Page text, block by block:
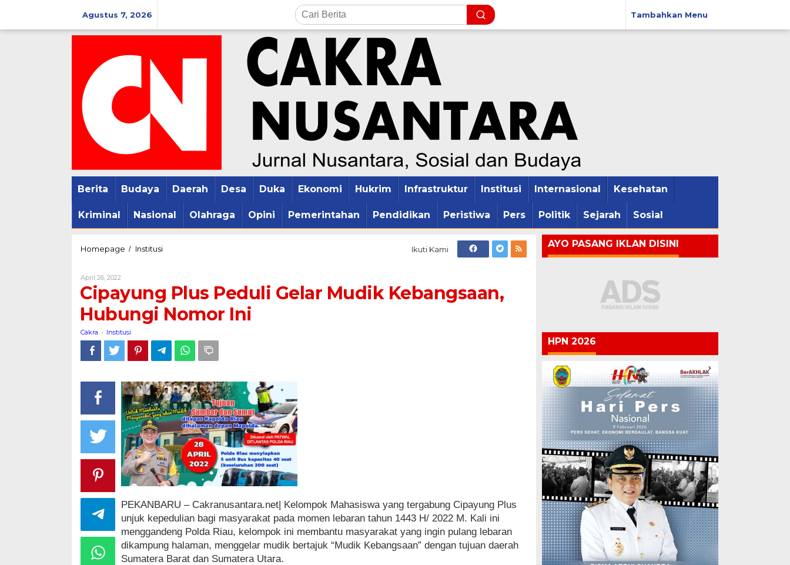
konten
Agustus 7, 2026 Tambahkan Menu
Berita Budaya Daerah Desa Duka Ekonomi Hukrim Infrastruktur Institusi Internasional Kesehatan
Kriminal Nasional Olahraga Opini Pemerintahan Pendidikan Peristiwa Pers Politik Sejarah Sosial
Homepage / InstitusiCipayung
Mudik
Kebangsaan,
Hubungi
Ini
Ikuti Kami
April 26, 2022
Cipayung Plus Peduli Gelar Mudik Kebangsaan,
Hubungi Nomor Ini
Cakra - Institusi
PEKANBARU – Cakranusantara.net| Kelompok Mahasiswa yang tergabung Cipayung Plus
unjuk kepedulian bagi masyarakat pada momen lebaran tahun 1443 H/ 2022 M. Kali ini
menggandeng Polda Riau, kelompok ini membantu masyarakat yang ingin pulang lebaran
dikampung halaman, menggelar mudik bertajuk “Mudik Kebangsaan” dengan tujuan daerah
Sumatera Barat dan Sumatera Utara.
AYO PASANG IKLAN DISINI
HPN 2026